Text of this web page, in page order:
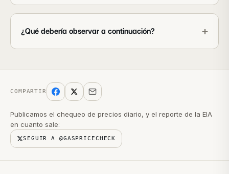
¿Qué debería observar a continuación? +
COMPARTIR
Publicamos el chequeo de precios diario, y el reporte de la EIA
en cuanto sale:
SEGUIR A @GASPRICECHECK